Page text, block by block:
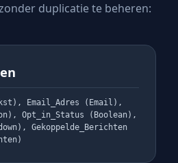
duplicatie te beheren:
Email_Adres (Email),
Opt_in_Status (Boolean),
Gekoppelde_Berichten